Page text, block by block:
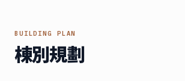
BUILDING PLAN
棟別規劃